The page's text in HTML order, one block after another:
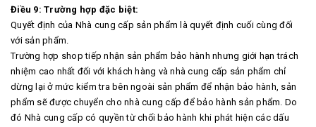
Điều 9: Trường hợp đặc biệt:
Quyết định của Nhà cung cấp sản phẩm là quyết định cuối cùng đối
với sản phẩm.
Trường hợp shop tiếp nhận sản phẩm bảo hành nhưng giới hạn trách
nhiệm cao nhất đối với khách hàng và nhà cung cấp sản phẩm chỉ
dừng lại ở mức kiểm tra bên ngoài sản phẩm để nhận bảo hành, sản
phẩm sẽ được chuyển cho nhà cung cấp để bảo hành sản phẩm. Do
đó Nhà cung cấp có quyền từ chối bảo hành khi phát hiện các dấu